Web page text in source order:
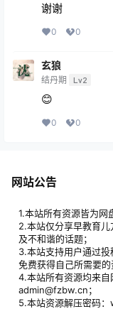
谢谢
0 0
玄狼
结丹期 Lv2
😊
0 0
网站公告
1.本站所有资源皆为网
2.本站仅分享早教育
及不和谐的话题；
3.本站支持用户通过
免费获得自己所需要的
4.本站所有资源均来自
admin@fzbw.cn；
5.本站资源解压密码